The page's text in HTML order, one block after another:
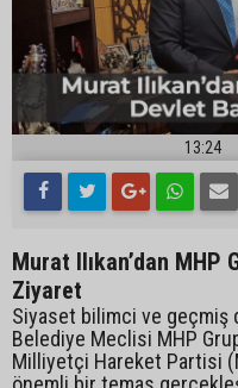
13:24
Murat Ilıkan’dan MHP
Ziyaret
Siyaset bilimci ve geçmiş
Belediye Meclisi MHP
Milliyetçi Hareket Partisi